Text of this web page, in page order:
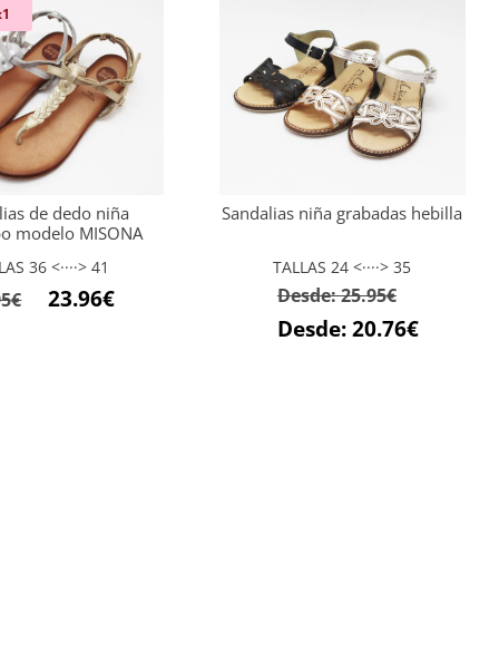
de dedo niña
modelo MISONA
36 <····> 41
€
El23.96€El
Sandalias niña grabadas hebilla
TALLAS 24 <····> 35
Desde:25.95€
Desde:20.76€